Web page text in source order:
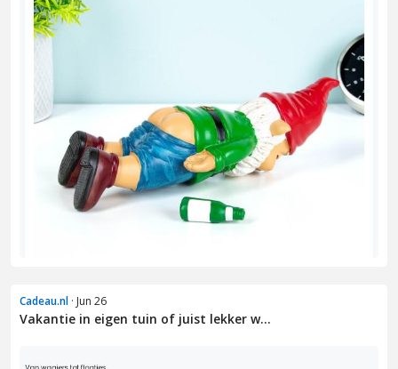
Cadeau.nl · Jun 26
Vakantie in eigen tuin of juist lekker w...